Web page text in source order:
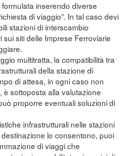
inserendo diverse
di viaggio”. In tal caso devi
stazioni di interscambio
siti delle Imprese Ferroviarie
multitratta, la compatibilità tra
della stazione di
di attesa, in ogni caso non
è sottoposta alla valutazione
proporre eventuali soluzioni di
infrastrutturali nelle stazioni
lo consentono, puoi
di viaggi che